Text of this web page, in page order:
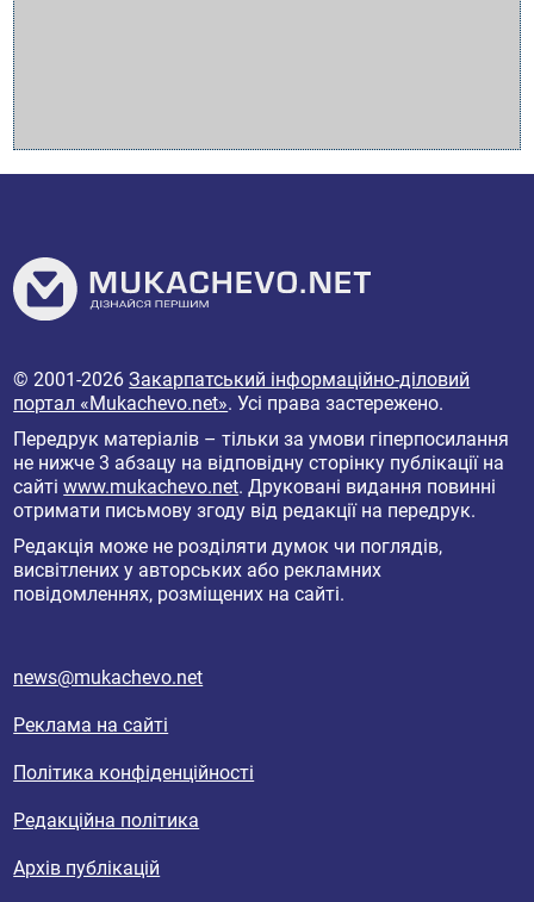
© 2001-2026Закарпатський інформаційно-діловий
портал «Mukachevo.net». Усі права застережено.
Передрук матеріалів – тільки за умови гіперпосилання
не нижче 3 абзацу на відповідну сторінку публікації на
сайтіwww.mukachevo.net. Друковані видання повинні
отримати письмову згоду від редакції на передрук.
Редакція може не розділяти думок чи поглядів,
висвітлених у авторських або рекламних
повідомленнях, розміщених на сайті.
news@mukachevo.net
Реклама на сайті
Політика конфіденційності
Редакційна політика
Архів публікацій